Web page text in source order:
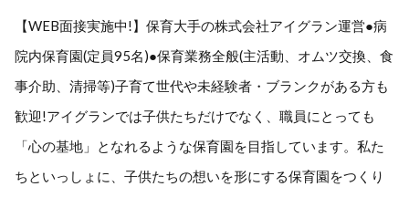
【WEB面接実施中!】保育大手の株式会社アイグラン運営●病
院内保育園(定員95名)●保育業務全般(主活動、オムツ交換、食
事介助、清掃等)子育て世代や未経験者・ブランクがある方も
歓迎!アイグランでは子供たちだけでなく、職員にとっても
「心の基地」となれるような保育園を目指しています。私た
ちといっしょに、子供たちの想いを形にする保育園をつくり